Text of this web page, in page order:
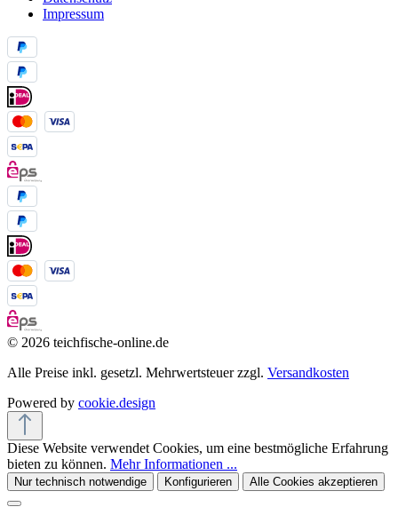
Impressum
© 2026 teichfische-online.de
Alle Preise inkl. gesetzl. Mehrwertsteuer zzgl. Versandkosten
Powered by cookie.design
Diese Website verwendet Cookies, um eine bestmögliche Erfahrung
bieten zu können. Mehr Informationen ...
Nur technisch notwendige Konfigurieren Alle Cookies akzeptieren